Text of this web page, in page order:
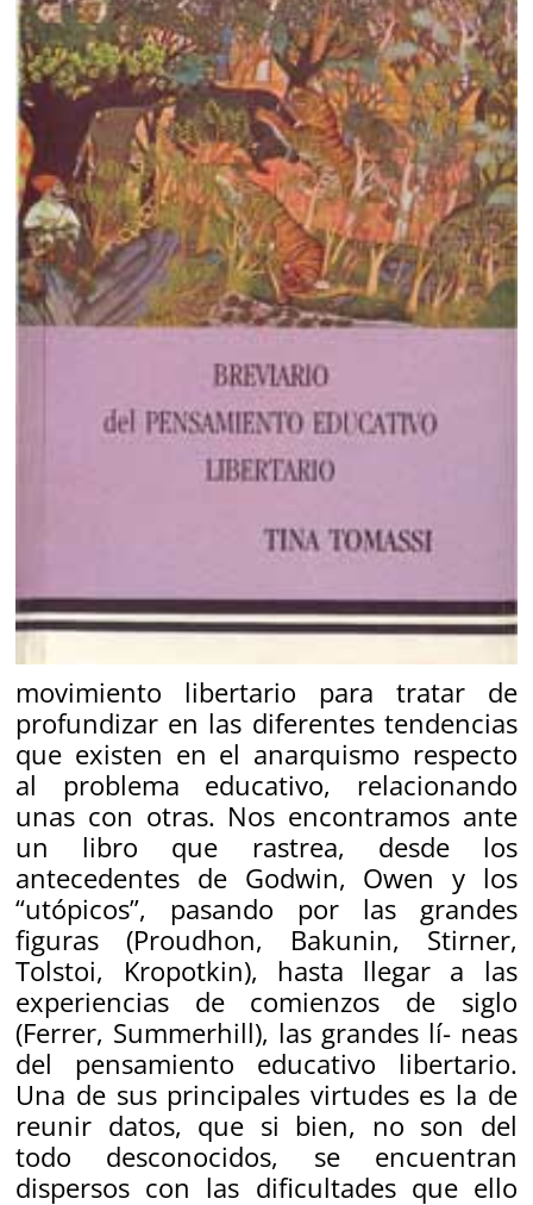
movimiento libertario para tratar de
profundizar en las diferentes tendencias
que existen en el anarquismo respecto
al problema educativo, relacionando
unas con otras. Nos encontramos ante
un libro que rastrea, desde los
antecedentes de Godwin, Owen y los
“utópicos”, pasando por las grandes
figuras (Proudhon, Bakunin, Stirner,
Tolstoi, Kropotkin), hasta llegar a las
experiencias de comienzos de siglo
(Ferrer, Summerhill), las grandes lí- neas
del pensamiento educativo libertario.
Una de sus principales virtudes es la de
reunir datos, que si bien, no son del
todo desconocidos, se encuentran
dispersos con las dificultades que ello